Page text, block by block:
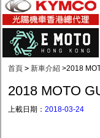
首頁 > 新車介紹 >2018
2018 MOTO
上載日期： 2018-03-24